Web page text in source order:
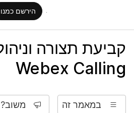
הירשם
קביעת תצורה
Webex Calling
במאמר זה משוב?